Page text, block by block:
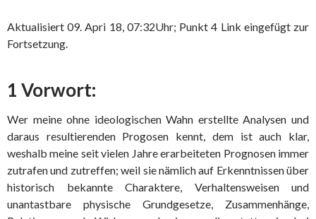
Aktualisiert 09. Apri 18, 07:32Uhr; Punkt 4 Link eingefügt zur
Fortsetzung.
1 Vorwort:
Wer meine ohne ideologischen Wahn erstellte Analysen und
daraus resultierenden Progosen kennt, dem ist auch klar,
weshalb meine seit vielen Jahre erarbeiteten Prognosen immer
zutrafen und zutreffen; weil sie nämlich auf Erkenntnissen über
historisch bekannte Charaktere, Verhaltensweisen und
unantastbare physische Grundgesetze, Zusammenhänge,